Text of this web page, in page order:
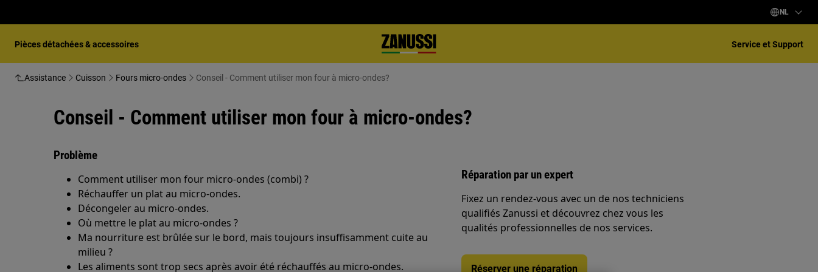
NL
Pièces détachées & accessoires Service et Support
Assistance Cuisson Fours micro-ondes Conseil - Comment utiliser mon four à micro-ondes?
Conseil - Comment utiliser mon four à micro-ondes?
Problème
Comment utiliser mon four micro-ondes (combi) ?
Réchauffer un plat au micro-ondes.
Décongeler au micro-ondes.
Où mettre le plat au micro-ondes ?
Ma nourriture est brûlée sur le bord, mais toujours insuffisamment cuite au
milieu ?
Les aliments sont trop secs après avoir été réchauffés au micro-ondes.
Réparation par un expert
Fixez un rendez-vous avec un de nos techniciens
qualifiés Zanussi et découvrez chez vous les
qualités professionnelles de nos services.
Réserver une réparation